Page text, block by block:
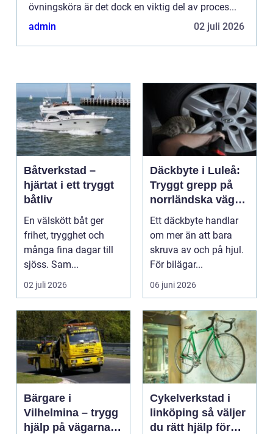
övningsköra är det dock en viktig del av proces...
admin
02 juli 2026
Båtverkstad –
hjärtat i ett tryggt
båtliv
En välskött båt ger
frihet, trygghet och
många fina dagar till
sjöss. Sam...
02 juli 2026
Däckbyte i Luleå:
Tryggt grepp på
norrländska vägar
året runt
Ett däckbyte handlar
om mer än att bara
skruva av och på hjul.
För bilägar...
06 juni 2026
Bärgare i
Vilhelmina – trygg
hjälp på vägarna
Cykelverkstad i
linköping så väljer
du rätt hjälp för